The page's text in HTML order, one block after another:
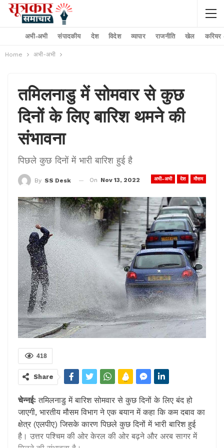
अभी-अभी संपादकीय देश विदेश व्यापार राजनीति खेल करियर
Home अभी-अभी
तमिलनाडु में सोमवार से कुछ
दिनों के लिए बारिश थमने की
संभावना
पिछले कुछ दिनों में भारी बारिश हुई है
अभी-अभी देश मौसम
By SS Desk On Nov 13, 2022
418
Share
चेन्नईः तमिलनाडु में बारिश सोमवार से कुछ दिनों के लिए बंद हो
जाएगी, भारतीय मौसम विभाग ने एक बयान में कहा कि कम दबाव का
क्षेत्र (एलपीए) जिसके कारण पिछले कुछ दिनों में भारी बारिश हुई
है। उत्तर पश्चिम की ओर केरल की ओर बढ़ने और अरब सागर में